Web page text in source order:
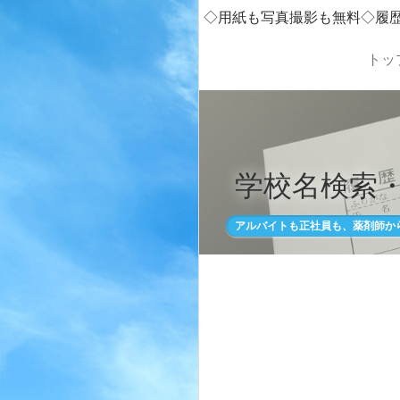
◇用紙も写真撮影も無料◇履
トッ
学校名検索
アルバイトも正社員も、薬剤師